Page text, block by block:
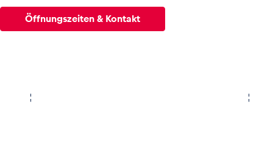
Öffnungszeiten & Kontakt